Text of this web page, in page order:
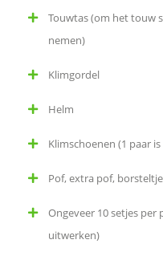
D
n
Touwtas (om het touw
nemen)
Klimgordel
Helm
Klimschoenen (1 paar
Pof, extra pof, borsteltje
Ongeveer 10 setjes per
uitwerken)